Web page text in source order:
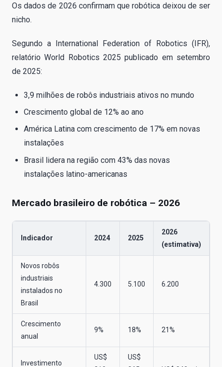
Os dados de 2026 confirmam que robótica deixou de ser
nicho.
Segundo a International Federation of Robotics (IFR),
relatório World Robotics 2025 publicado em setembro
de 2025:
3,9 milhões de robôs industriais ativos no mundo
Crescimento global de 12% ao ano
América Latina com crescimento de 17% em novas
instalações
Brasil lidera na região com 43% das novas
instalações latino-americanas
Mercado brasileiro de robótica – 2026
Indicador 2024 2025
2026
(estimativa)
Novos robôs
industriais
instalados no
Brasil
4.300 5.100 6.200
Crescimento
anual
9% 18% 21%
Investimento
US$
US$